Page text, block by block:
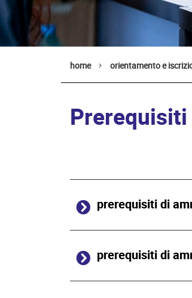
home orientamento e
Prerequisiti
prerequisiti di
prerequisiti di